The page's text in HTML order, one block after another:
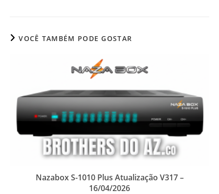
VOCÊ TAMBÉM PODE GOSTAR
Nazabox S-1010 Plus Atualização V317 –
16/04/2026